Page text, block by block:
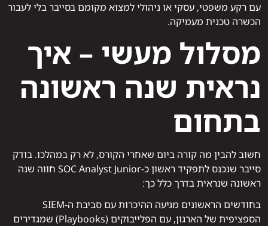
עם רקע משפטי, עסקי או ניהולי למצוא מקומם בסייבר בלי לעבור
הכשרה טכנית מעמיקה.
מסלול מעשי – איך
נראית שנה ראשונה
בתחום
חשוב להבין מה קורה ביום שאחרי הקורס, לא רק במהלכו. בודק
סייבר שנכנס לתפקיד ראשון כ-SOC Analyst Junior חווה שנה
ראשונה שנראית בדרך כלל כך:
בחודשים הראשונים מגיעה ההיכרות עם סביבת ה-SIEM
הספציפית של הארגון, עם הפלייבוקים (Playbooks) שמגדירים